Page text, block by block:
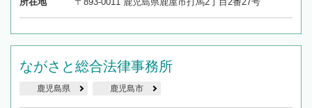
ながさと総合法律事務所
鹿児島県 鹿児島市